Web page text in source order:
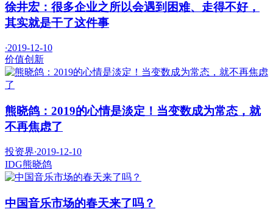
徐井宏：很多企业之所以会遇到困难、走得不好，
其实就是干了这件事
·2019-12-10
价值创新
熊晓鸽：2019的心情是淡定！当变数成为常态，就
不再焦虑了
投资界·2019-12-10
IDG熊晓鸽
中国音乐市场的春天来了吗？